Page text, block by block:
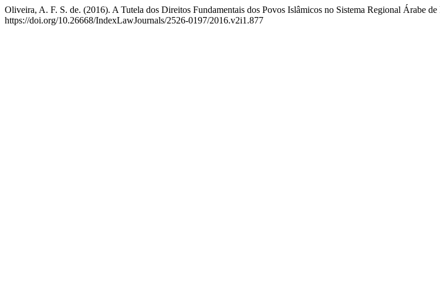
Oliveira, A. F. S. de. (2016). A Tutela dos Direitos Fundamentais dos Povos Islâmicos no Sistema Regional Árabe
https://doi.org/10.26668/IndexLawJournals/2526-0197/2016.v2i1.877